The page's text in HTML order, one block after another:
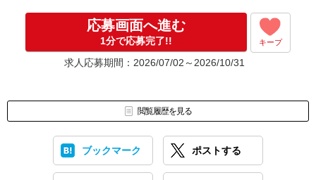
応募画面へ進む
1分で応募完了!! キープ
求人応募期間：2026/07/02～2026/10/31
閲覧履歴を見る
ブックマーク ポストする